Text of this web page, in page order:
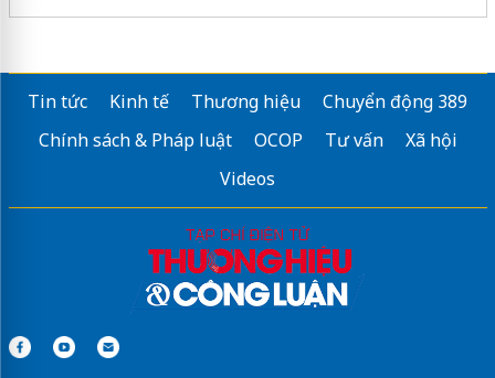
Tin tức Kinh tế Thương hiệu
Chuyển động 389
Chính sách & Pháp luật
OCOP Tư vấn
Xã hội
Videos